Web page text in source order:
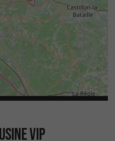
VIP